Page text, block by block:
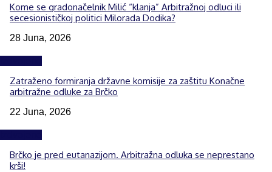
Kome se gradonačelnik Milić “klanja” Arbitražnoj odluci ili
secesionističkoj politici Milorada Dodika?
28 Juna, 2026
Zatraženo formiranja državne komisije za zaštitu Konačne
arbitražne odluke za Brčko
22 Juna, 2026
Brčko je pred eutanazijom. Arbitražna odluka se neprestano
krši!